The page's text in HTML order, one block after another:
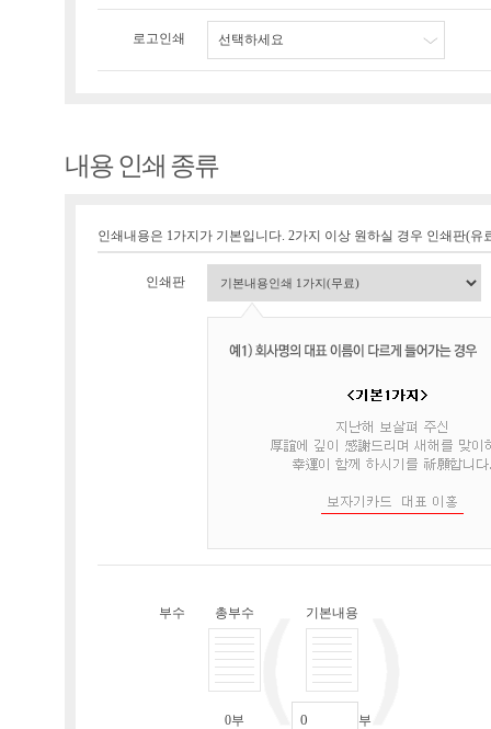
로고인쇄 선택하세요
내용 인쇄 종류
인쇄내용은 1가지가 기본입니다. 2가지 이상 원하실 경우 인쇄판(유
인쇄판
부수 총부수
0부
기본내용
부